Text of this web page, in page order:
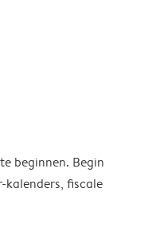
beginnen. Begin
kalenders, fiscale